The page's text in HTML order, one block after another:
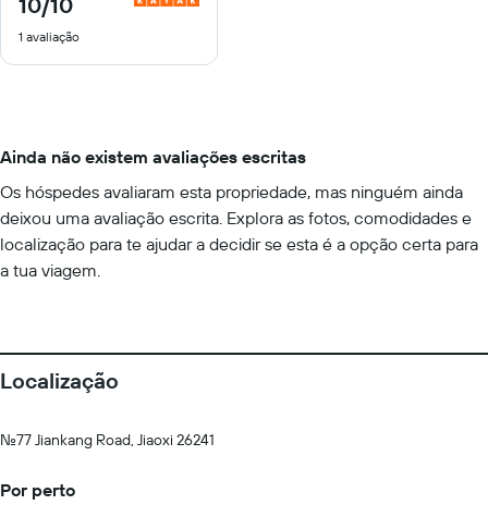
10
1 avaliação
Ainda não existem avaliações escritas
Os hóspedes avaliaram esta propriedade, mas ninguém ainda
deixou uma avaliação escrita. Explora as fotos, comodidades e
localização para te ajudar a decidir se esta é a opção certa para
a tua viagem.
Localização
No.77 Jiankang Road, Jiaoxi 26241
Por perto